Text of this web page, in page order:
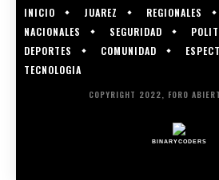
INICIO JUAREZ REGIONALES
NACIONALES
SEGURIDAD
DEPORTES
COMUNIDAD
TECNOLOGIA
COPYRIGHT 2022, FORO
BINARYCODERS